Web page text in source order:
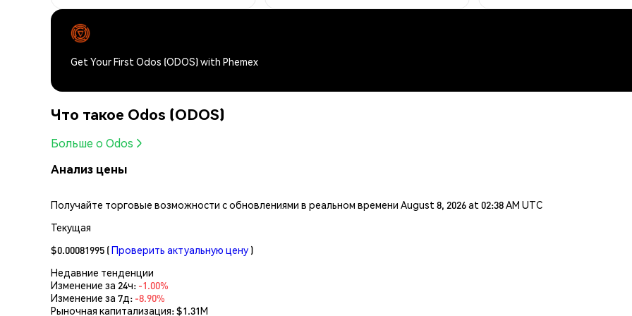
Get Your First Odos (ODOS) with Phemex
Что такое Odos (ODOS)
Больше о Odos
Анализ цены
Получайте торговые возможности с обновлениями в реальном времени August 8, 2026 at 02:38 AM UTC
Текущая
$0.00081995 (Проверить актуальную цену )
Недавние тенденции
Изменение за 24ч: -1.00%
Изменение за 7д: -8.90%
Рыночная капитализация:$1.31M